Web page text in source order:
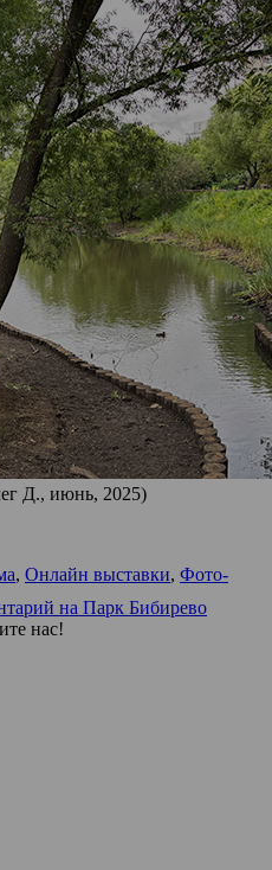
Д., июнь, 2025)
, Онлайн выставки, Фото-
на Парк Бибирево
нас!